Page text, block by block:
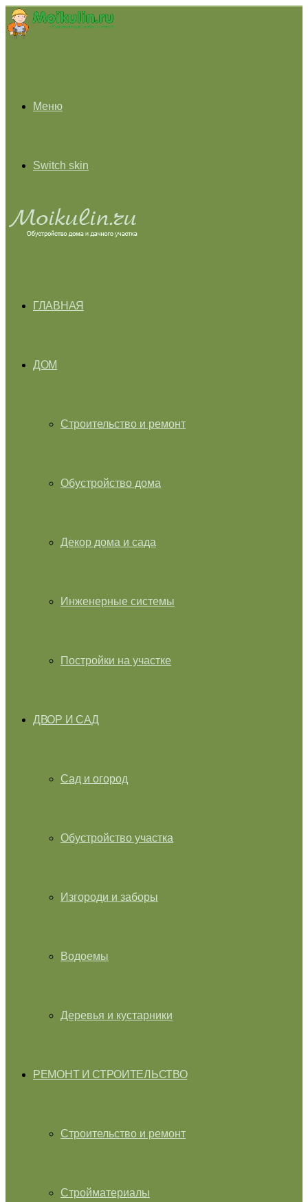
Меню
Switch skin
ГЛАВНАЯ
ДОМ
Строительство и ремонт
Обустройство дома
Декор дома и сада
Инженерные системы
Постройки на участке
ДВОР И САД
Сад и огород
Обустройство участка
Изгороди и заборы
Водоемы
Деревья и кустарники
РЕМОНТ И СТРОИТЕЛЬСТВО
Строительство и ремонт
Стройматериалы